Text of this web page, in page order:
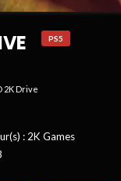
PS5
2K Drive
:2K Games